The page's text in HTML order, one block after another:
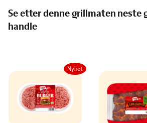
Se etter denne grillmaten neste
handle
Nyhet